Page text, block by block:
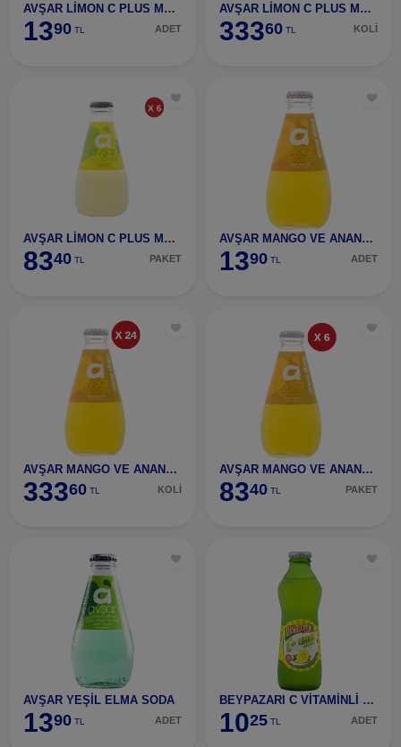
AVŞAR LİMON C PLUS MADEN SUYU 200 ML
1390 TL ADET
AVŞAR LİMON C PLUS MADEN SUYU 200 ML (24 ADET)
33360 TL KOLİ
AVŞAR LİMON C PLUS MADEN SUYU 200 ML (6 ADET)
8340 TL PAKET
AVŞAR MANGO VE ANANAS SODA
1390 TL ADET
AVŞAR MANGO VE ANANAS SODA 24 ADET
33360 TL KOLİ
AVŞAR MANGO VE ANANAS SODA 6 ADET
8340 TL PAKET
AVŞAR YEŞİL ELMA SODA
1390 TL ADET
BEYPAZARI C VİTAMİNLİ LİMON
1025 TL ADET